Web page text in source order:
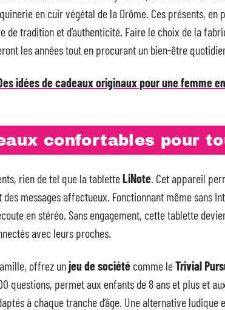
en cuir végétal de la Drôme. Ces présents, en
de tradition et d’authenticité. Faire le choix de la
les années tout en procurant un bien-être
idées de cadeaux originaux pour une femme
confortables pour
rien de tel que la tabletteLiNote. Cet appareil
des messages affectueux. Fonctionnant même sans
en stéréo. Sans engagement, cette tablette
avec leurs proches.
offrez unjeu de société comme leTrivial
questions, permet aux enfants de 8 ans et plus et
à chaque tranche d’âge. Une alternative